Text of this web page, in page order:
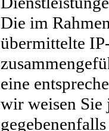
Die im
übermittelte
eine
wir weisen